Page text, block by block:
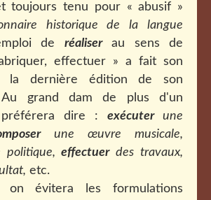
toujours tenu pour « abusif »
historique de la langue
de réaliserau sens de
effectuer » a fait son
la dernière édition de son
grand dam de plus d'un
dire : exécuterune
une œuvre musicale,
politique,effectuerdes travaux,
etc.
on évitera les formulations